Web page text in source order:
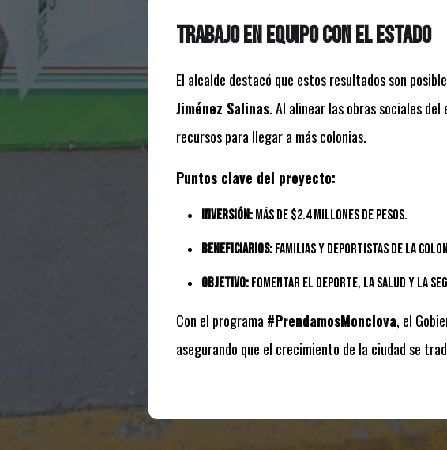
Trabajo en equipo con el Estado
El alcalde destacó que estos resultados son
Jiménez Salinas. Al alinear las obras sociales
recursos para llegar a más colonias.
Puntos clave del proyecto:
Inversión:Más de $2.4 millones de pesos.
Beneficiarios:Familias y deportistas de la
Objetivo:Fomentar el deporte, la salud y la
Con el programa#PrendamosMonclova, el
asegurando que el crecimiento de la ciudad se